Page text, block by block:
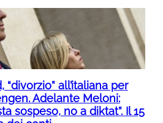
“divorzio” all’italiana per
Adelante Meloni:
sospeso, no a diktat”. Il 15